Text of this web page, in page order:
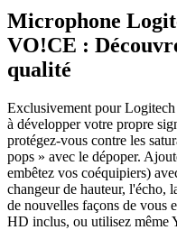
Microphone
VO!CE :
qualité
Exclusivement pour
à développer votre propre
protégez-vous contre les
pops » avec le dépoper.
embêtez vos coéquipiers)
changeur de hauteur, l'écho,
de nouvelles façons de vous
HD inclus, ou utilisez même